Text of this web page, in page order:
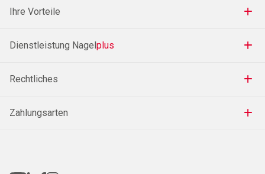
Ihre Vorteile
Dienstleistung Nagelplus
Rechtliches
Zahlungsarten